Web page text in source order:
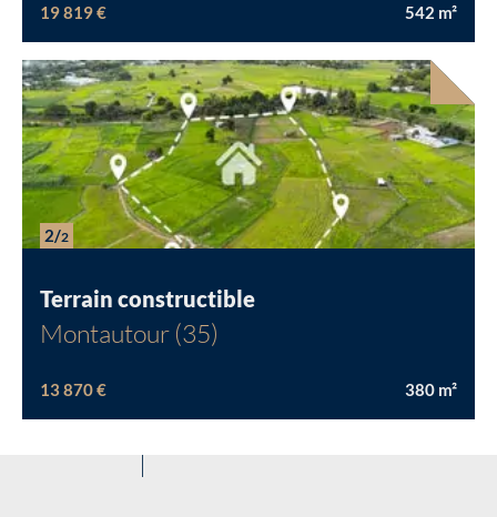
19 819 € 542 m²
2/2
Terrain constructible
Montautour (35)
13 870 € 380 m²